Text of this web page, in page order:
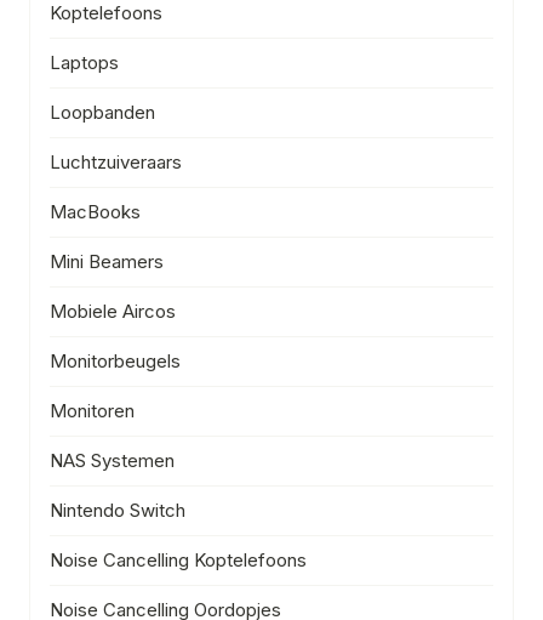
Koptelefoons
Laptops
Loopbanden
Luchtzuiveraars
MacBooks
Mini Beamers
Mobiele Aircos
Monitorbeugels
Monitoren
NAS Systemen
Nintendo Switch
Noise Cancelling Koptelefoons
Noise Cancelling Oordopjes